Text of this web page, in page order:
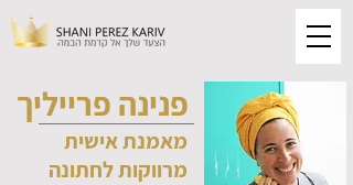
פנינה פרייליך
מאמנת אישית
מרווקות לחתונה